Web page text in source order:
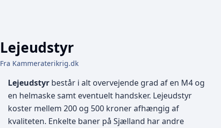
Lejeudstyr
Fra Kammeraterikrig.dk
Lejeudstyr består i alt overvejende grad af en M4 og
en helmaske samt eventuelt handsker. Lejeudstyr
koster mellem 200 og 500 kroner afhængig af
kvaliteten. Enkelte baner på Sjælland har andre